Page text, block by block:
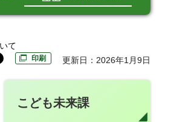
て
印刷 更新日：2026年1月9日
こども未来課